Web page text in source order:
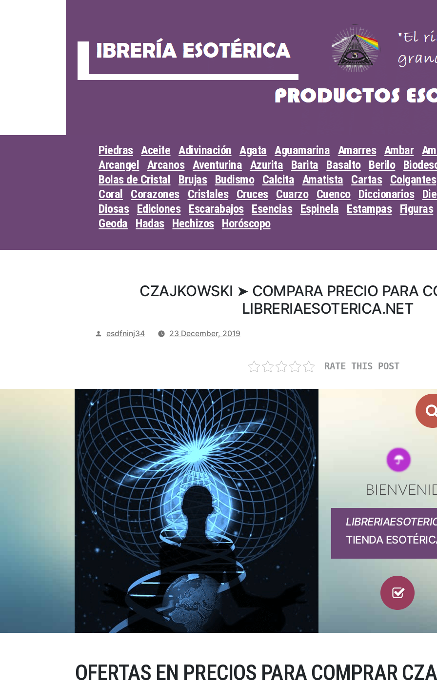
Piedras Aceite Adivinación Agata Aguamarina Amarres Ambar
Arcangel
Arcanos Aventurina Azurita Barita Basalto Berilo
Bolas de Cristal
Brujas Budismo Calcita Amatista Cartas Colgantes
Coral
Corazones Cristales Cruces Cuarzo Cuenco Diccionarios
Diosas
Ediciones Escarabajos Esencias Espinela Estampas Figuras
Geoda
Hadas Hechizos Horóscopo
CZAJKOWSKI ➤ COMPARA PRECIO PARA
LIBRERIAESOTERICA.NET
Posted
esdfninj34 23 December, 2019
RATE THIS POST
TIENDA
OFERTAS EN PRECIOS PARA COMPRAR